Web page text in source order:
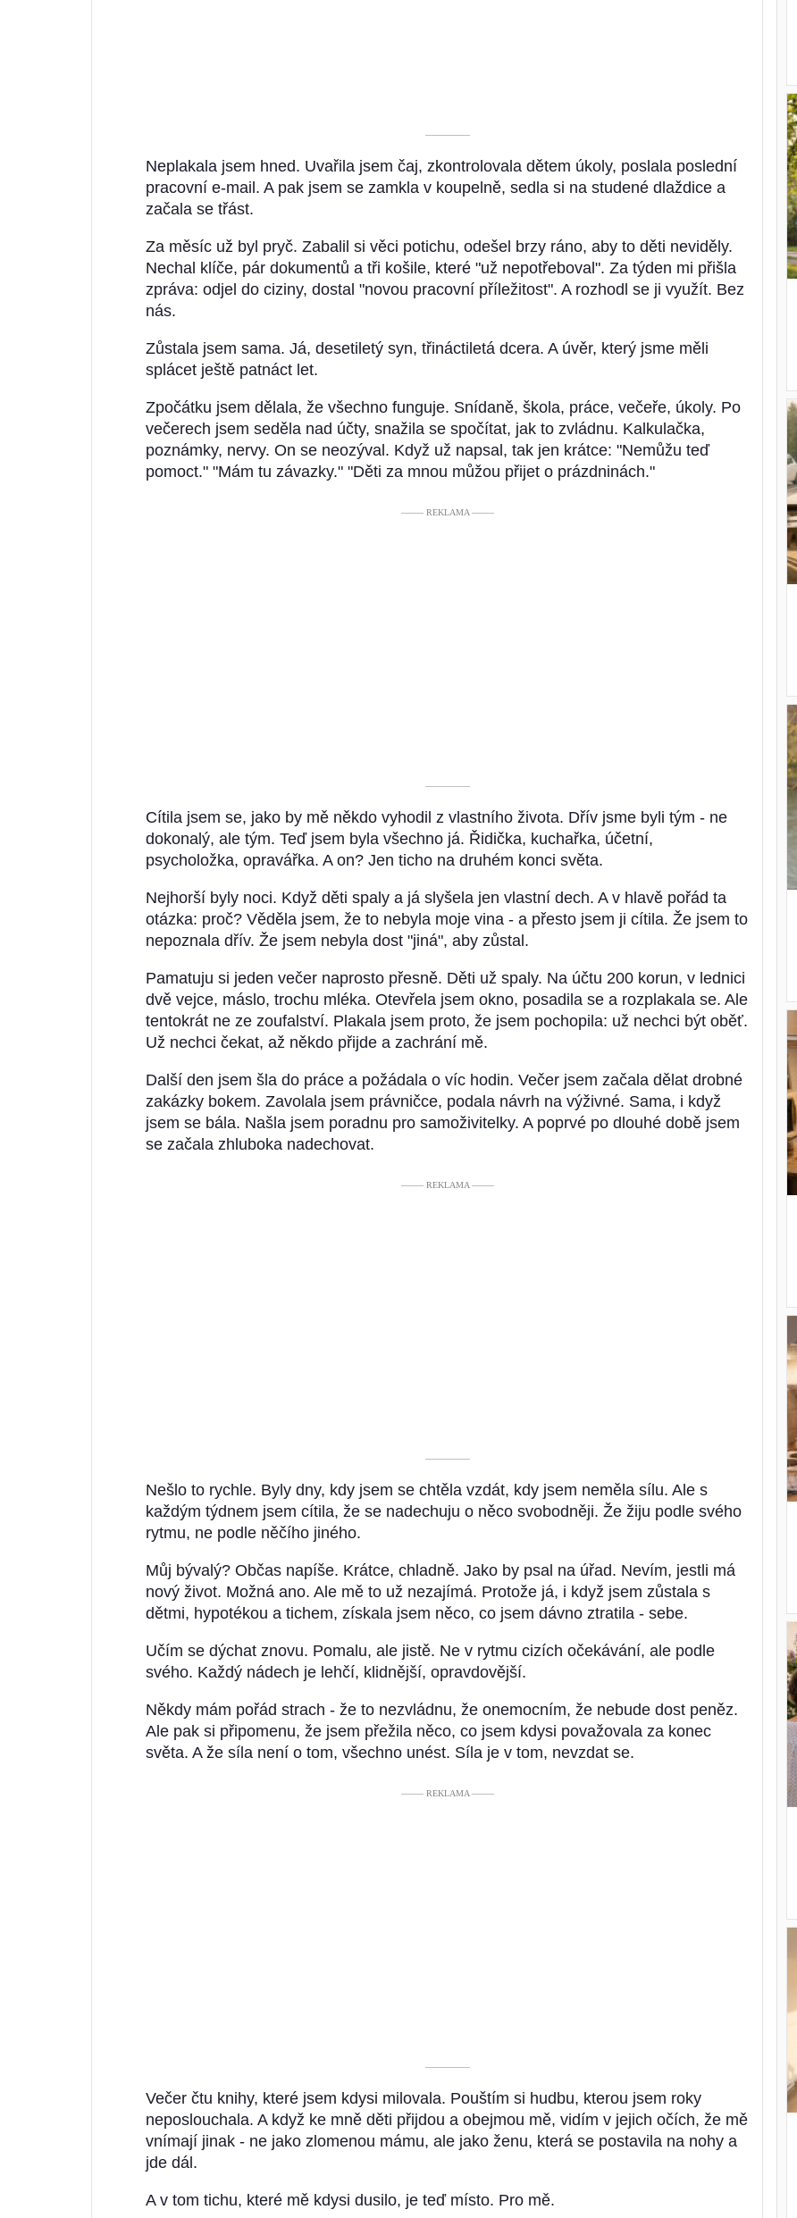
––––––––––
Neplakala jsem hned. Uvařila jsem čaj, zkontrolovala dětem úkoly, poslala poslední
pracovní e-mail. A pak jsem se zamkla v koupelně, sedla si na studené dlaždice a
začala se třást.
Za měsíc už byl pryč. Zabalil si věci potichu, odešel brzy ráno, aby to děti neviděly.
Nechal klíče, pár dokumentů a tři košile, které "už nepotřeboval". Za týden mi přišla
zpráva: odjel do ciziny, dostal "novou pracovní příležitost". A rozhodl se ji využít. Bez
nás.
Zůstala jsem sama. Já, desetiletý syn, třináctiletá dcera. A úvěr, který jsme měli
splácet ještě patnáct let.
Zpočátku jsem dělala, že všechno funguje. Snídaně, škola, práce, večeře, úkoly. Po
večerech jsem seděla nad účty, snažila se spočítat, jak to zvládnu. Kalkulačka,
poznámky, nervy. On se neozýval. Když už napsal, tak jen krátce: "Nemůžu teď
pomoct." "Mám tu závazky." "Děti za mnou můžou přijet o prázdninách."
––––– REKLAMA –––––
––––––––––
Cítila jsem se, jako by mě někdo vyhodil z vlastního života. Dřív jsme byli tým - ne
dokonalý, ale tým. Teď jsem byla všechno já. Řidička, kuchařka, účetní,
psycholožka, opravářka. A on? Jen ticho na druhém konci světa.
Nejhorší byly noci. Když děti spaly a já slyšela jen vlastní dech. A v hlavě pořád ta
otázka: proč? Věděla jsem, že to nebyla moje vina - a přesto jsem ji cítila. Že jsem to
nepoznala dřív. Že jsem nebyla dost "jiná", aby zůstal.
Pamatuju si jeden večer naprosto přesně. Děti už spaly. Na účtu 200 korun, v lednici
dvě vejce, máslo, trochu mléka. Otevřela jsem okno, posadila se a rozplakala se. Ale
tentokrát ne ze zoufalství. Plakala jsem proto, že jsem pochopila: už nechci být oběť.
Už nechci čekat, až někdo přijde a zachrání mě.
Další den jsem šla do práce a požádala o víc hodin. Večer jsem začala dělat drobné
zakázky bokem. Zavolala jsem právničce, podala návrh na výživné. Sama, i když
jsem se bála. Našla jsem poradnu pro samoživitelky. A poprvé po dlouhé době jsem
se začala zhluboka nadechovat.
––––– REKLAMA –––––
––––––––––
Nešlo to rychle. Byly dny, kdy jsem se chtěla vzdát, kdy jsem neměla sílu. Ale s
každým týdnem jsem cítila, že se nadechuju o něco svobodněji. Že žiju podle svého
rytmu, ne podle něčího jiného.
Můj bývalý? Občas napíše. Krátce, chladně. Jako by psal na úřad. Nevím, jestli má
nový život. Možná ano. Ale mě to už nezajímá. Protože já, i když jsem zůstala s
dětmi, hypotékou a tichem, získala jsem něco, co jsem dávno ztratila - sebe.
Učím se dýchat znovu. Pomalu, ale jistě. Ne v rytmu cizích očekávání, ale podle
svého. Každý nádech je lehčí, klidnější, opravdovější.
Někdy mám pořád strach - že to nezvládnu, že onemocním, že nebude dost peněz.
Ale pak si připomenu, že jsem přežila něco, co jsem kdysi považovala za konec
světa. A že síla není o tom, všechno unést. Síla je v tom, nevzdat se.
––––– REKLAMA –––––
––––––––––
Večer čtu knihy, které jsem kdysi milovala. Pouštím si hudbu, kterou jsem roky
neposlouchala. A když ke mně děti přijdou a obejmou mě, vidím v jejich očích, že mě
vnímají jinak - ne jako zlomenou mámu, ale jako ženu, která se postavila na nohy a
jde dál.
A v tom tichu, které mě kdysi dusilo, je teď místo. Pro mě.